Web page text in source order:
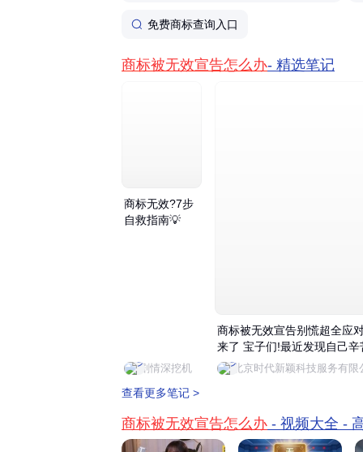
考虑寻求专业帮助
免费商标查询入口
商标被无效宣告怎么办- 精选笔记
商标无效?7步
自救指南💡
剧情深挖机
商标被无效宣告别慌超全应
来了 宝子们!最近发现自己辛
册的商标被提无效宣告了?是
瞬间头大如斗别慌!今天这篇
标无效宣告"? 简单说,就是有
得你的商标有问题,向商标局
北京时代新颖科技服务有限
查看更多笔记 >
商标被无效宣告怎么办 - 视频大全 -